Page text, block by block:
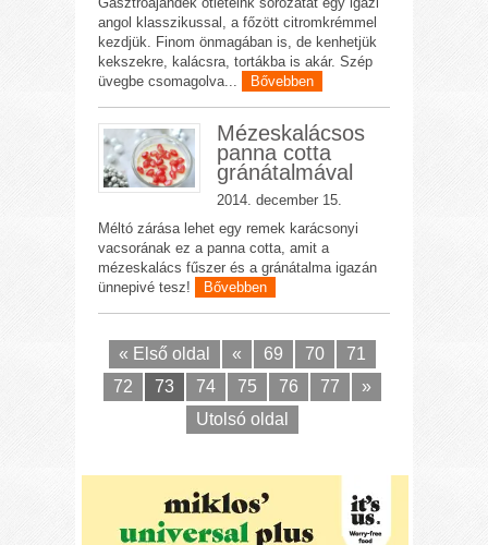
angol klasszikussal, a főzött citromkrémmel
kezdjük. Finom önmagában is, de kenhetjük
kekszekre, kalácsra, tortákba is akár. Szép
üvegbe csomagolva...
Bővebben
Mézeskalácsos
panna cotta
gránátalmával
2014. december 15.
Méltó zárása lehet egy remek karácsonyi
vacsorának ez a panna cotta, amit a
mézeskalács fűszer és a gránátalma igazán
ünnepivé tesz!
Bővebben
« Első oldal « 69 70
71
72
73 74 75 76 77
»
Utolsó oldal